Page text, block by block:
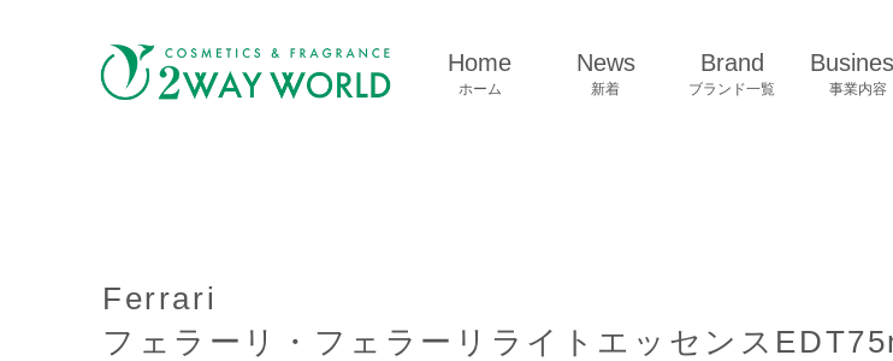
Home
ホーム
News
新着
Brand
ブランド一覧 事業内容
Ferrari
フェラーリ・フェラーリライトエッセンス